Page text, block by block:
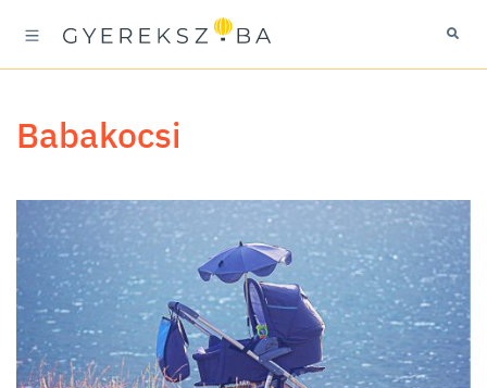
babakocsi